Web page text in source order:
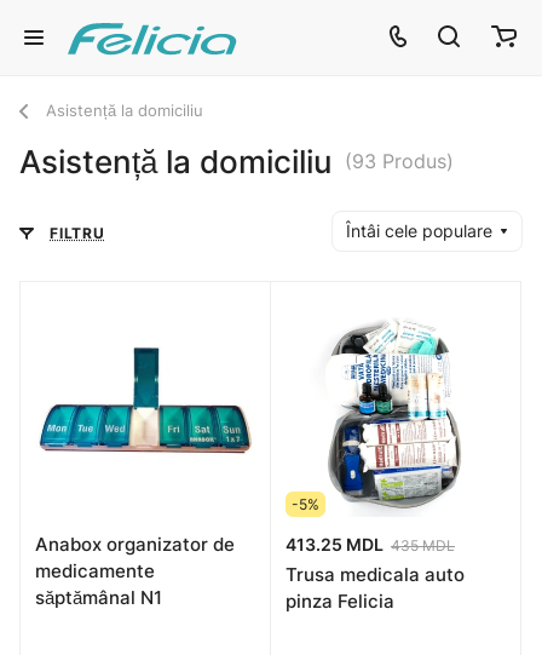
Asistență la domiciliu
Asistență la domiciliu (93 Produs)
FILTRU Întâi cele populare
Anabox organizator de
medicamente
săptămânal N1
-5%
413.25 MDL 435 MDL
Trusa medicala auto
pinza Felicia